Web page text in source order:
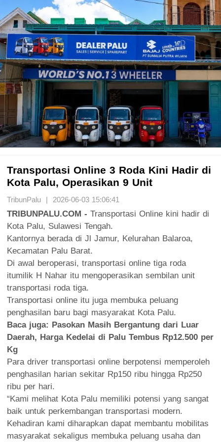
Transportasi Online 3 Roda Kini Hadir di
Kota Palu, Operasikan 9 Unit
TribunPalu | 2026-06-03 15:06:41
TRIBUNPALU.COM - Transportasi Online kini hadir di
Kota Palu, Sulawesi Tengah.
Kantornya berada di Jl Jamur, Kelurahan Balaroa,
Kecamatan Palu Barat.
Di awal beroperasi, transportasi online tiga roda
itumilik H Nahar itu mengoperasikan sembilan unit
transportasi roda tiga.
Transportasi online itu juga membuka peluang
penghasilan baru bagi masyarakat Kota Palu.
Baca juga: Pasokan Masih Bergantung dari Luar
Daerah, Harga Kedelai di Palu Tembus Rp12.500 per
Kg
Para driver transportasi online berpotensi memperoleh
penghasilan harian sekitar Rp150 ribu hingga Rp250
ribu per hari.
“Kami melihat Kota Palu memiliki potensi yang sangat
baik untuk perkembangan transportasi modern.
Kehadiran kami diharapkan dapat membantu mobilitas
masyarakat sekaligus membuka peluang usaha dan